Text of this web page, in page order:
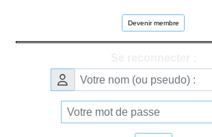
Devenir membre